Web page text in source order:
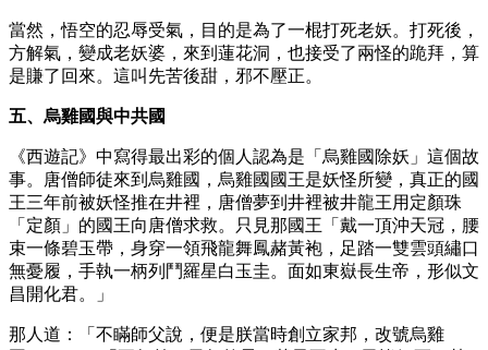
當然，悟空的忍辱受氣，目的是為了一棍打死老妖。打死後，
方解氣，變成老妖婆，來到蓮花洞，也接受了兩怪的跪拜，算
是賺了回來。這叫先苦後甜，邪不壓正。
五、烏雞國與中共國
《西遊記》中寫得最出彩的個人認為是「烏雞國除妖」這個故
事。唐僧師徒來到烏雞國，烏雞國國王是妖怪所變，真正的國
王三年前被妖怪推在井裡，唐僧夢到井裡被井龍王用定顏珠
「定顏」的國王向唐僧求救。只見那國王「戴一頂沖天冠，腰
束一條碧玉帶，身穿一領飛龍舞鳳赭黃袍，足踏一雙雲頭繡口
無憂履，手執一柄列鬥羅星白玉圭。面如東嶽長生帝，形似文
昌開化君。」
那人道：「不瞞師父說，便是朕當時創立家邦，改號烏雞